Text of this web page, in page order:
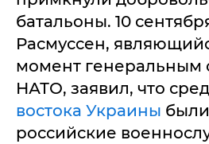
батальоны. 10
Расмуссен,
момент генеральным
НАТО, заявил, что
востока Украины
российские